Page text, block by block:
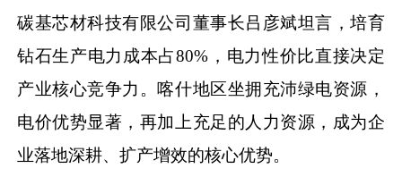
碳基芯材科技有限公司董事长吕彦斌坦言，培育
钻石生产电力成本占80%，电力性价比直接决定
产业核心竞争力。喀什地区坐拥充沛绿电资源，
电价优势显著，再加上充足的人力资源，成为企
业落地深耕、扩产增效的核心优势。